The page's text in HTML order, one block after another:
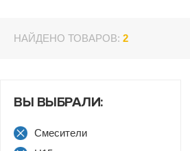
НАЙДЕНО ТОВАРОВ: 2
ВЫ ВЫБРАЛИ:
Смесители